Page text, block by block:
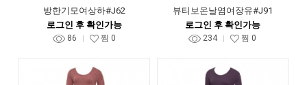
방한기모여상하#J62
로그인 후 확인가능
86 찜 0
뷰티보온날염여장유#J91
로그인 후 확인가능
234 찜 0